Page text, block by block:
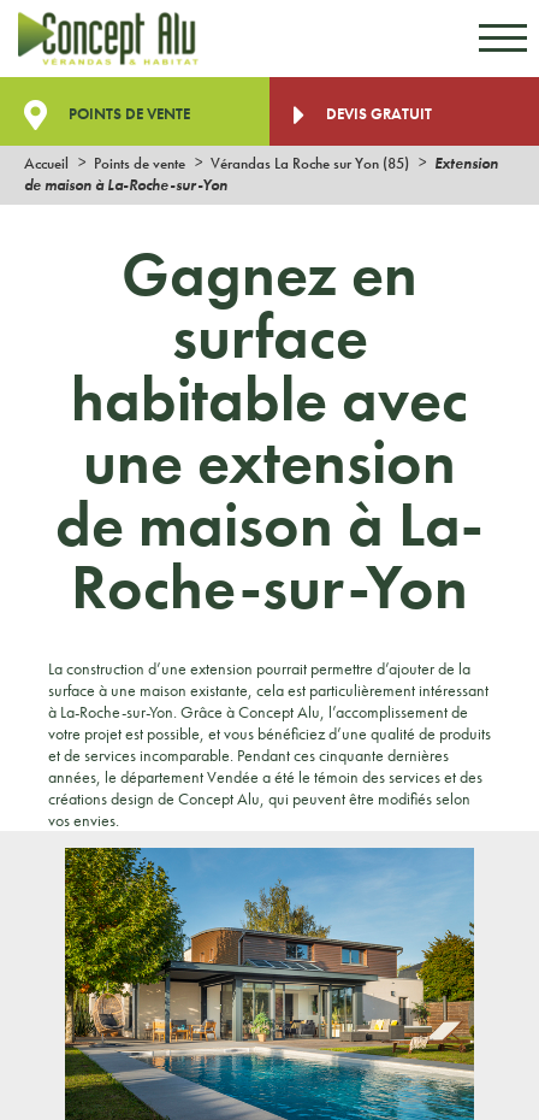
POINTS DE VENTE DEVIS GRATUIT
Accueil Points de vente Vérandas La Roche sur Yon (85)
Extension
de maison à La-Roche-sur-Yon
Gagnez en
surface
habitable avec
une extension
de maison à La-
Roche-sur-Yon
La construction d’une extension pourrait permettre d’ajouter de la
surface à une maison existante, cela est particulièrement intéressant
à La-Roche-sur-Yon. Grâce à Concept Alu, l’accomplissement de
votre projet est possible, et vous bénéficiez d’une qualité de produits
et de services incomparable. Pendant ces cinquante dernières
années, le département Vendée a été le témoin des services et des
créations design de Concept Alu, qui peuvent être modifiés selon
vos envies.